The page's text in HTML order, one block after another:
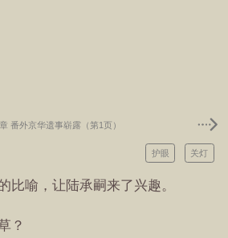
番外京华遗事崭露（第1页）
关灯
护眼
比喻，让陆承嗣来了兴趣。
？